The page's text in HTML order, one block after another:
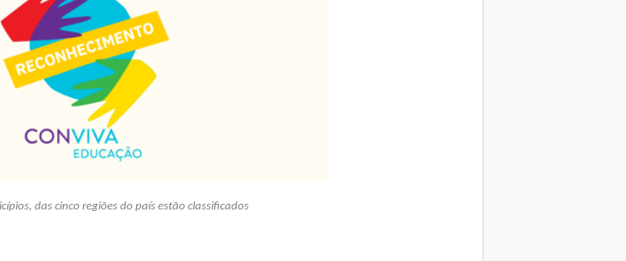
das cinco regiões do país estão classificados